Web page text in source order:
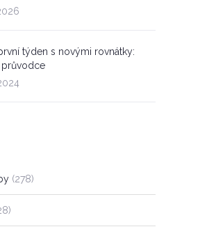
týden s novými rovnátky:
(278)